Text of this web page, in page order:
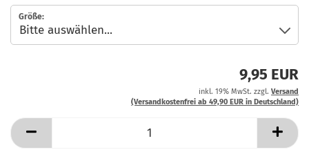
Größe:
9,95 EUR
inkl. 19% MwSt. zzgl. Versand
(Versandkostenfrei ab 49,90 EUR in Deutschland)